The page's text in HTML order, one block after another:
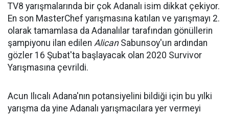
TV8 yarışmalarında bir çok Adanalı isim dikkat çekiyor.
En son MasterChef yarışmasına katılan ve yarışmayı 2.
olarak tamamlasa da Adanalılar tarafından gönüllerin
şampiyonu ilan edilen AlicanSabunsoy'un ardından
gözler 16 Şubat'ta başlayacak olan 2020 Survivor
Yarışmasına çevrildi.
Acun Ilıcalı Adana'nın potansiyelini bildiği için bu yılki
yarışma da yine Adanalı yarışmacılara yer vermeyi